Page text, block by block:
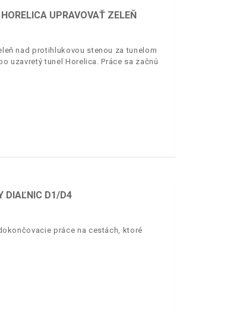
UPRAVOVAŤ ZELEŇ
nad protihlukovou stenou za tunelom
uzavretý tunel Horelica. Práce sa začnú
DIAĽNIC D1/D4
práce na cestách, ktoré